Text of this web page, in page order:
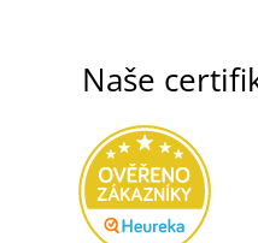
Naše